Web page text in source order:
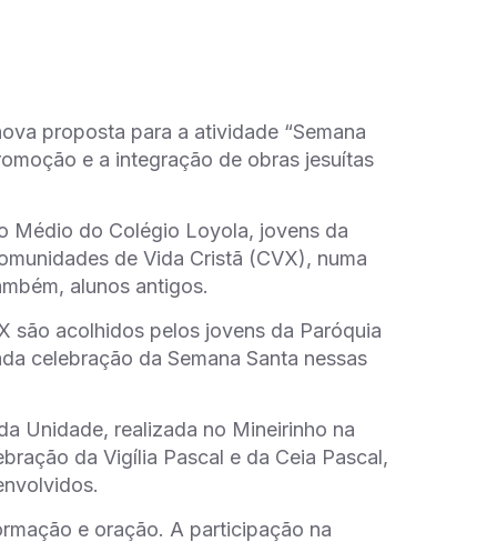
proposta para a atividade “Semana
e a integração de obras jesuítas
Médio do Colégio Loyola, jovens da
de Vida Cristã (CVX), numa
alunos antigos.
são acolhidos pelos jovens da Paróquia
celebração da Semana Santa nessas
Unidade, realizada no Mineirinho na
da Vigília Pascal e da Ceia Pascal,
e oração. A participação na